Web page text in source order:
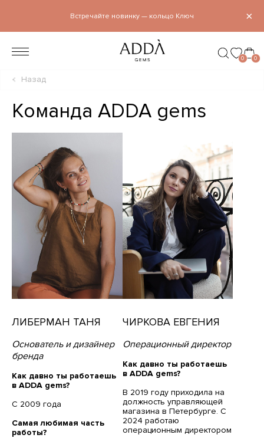
×
Встречайте новинку — кольцо Ключ
0 0
Назад
Команда ADDA gems
ЛИБЕРМАН ТАНЯ
Основатель и дизайнер
бренда
Как давно ты работаешь
в ADDA gems?
С 2009 года
Самая любимая часть
работы?
ЧИРКОВА ЕВГЕНИЯ
Операционный директор
Как давно ты работаешь
в ADDA gems?
В 2019 году приходила на
должность управляющей
магазина в Петербурге. С
2024 работаю
операционным директором